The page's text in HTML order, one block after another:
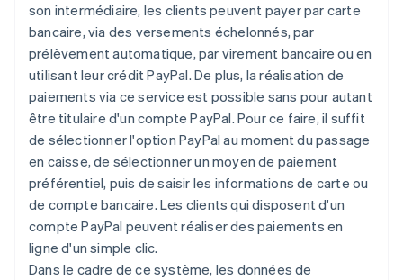
son intermédiaire, les clients peuvent payer par carte
bancaire, via des versements échelonnés, par
prélèvement automatique, par virement bancaire ou en
utilisant leur crédit PayPal. De plus, la réalisation de
paiements via ce service est possible sans pour autant
être titulaire d'un compte PayPal. Pour ce faire, il suffit
de sélectionner l'option PayPal au moment du passage
en caisse, de sélectionner un moyen de paiement
préférentiel, puis de saisir les informations de carte ou
de compte bancaire. Les clients qui disposent d'un
compte PayPal peuvent réaliser des paiements en
ligne d'un simple clic.
Dans le cadre de ce système, les données de